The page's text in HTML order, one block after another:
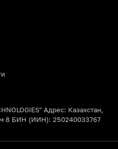
Адрес: Казахстан,
8 БИН (ИИН): 250240033767